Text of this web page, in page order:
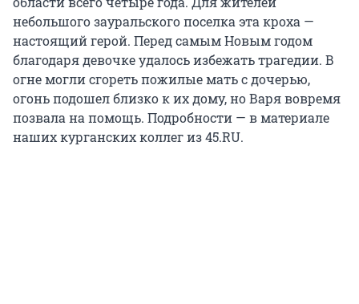
небольшого зауральского поселка эта кроха —
настоящий герой. Перед самым Новым годом
благодаря девочке удалось избежать трагедии. В
огне могли сгореть пожилые мать с дочерью,
огонь подошел близко к их дому, но Варя вовремя
позвала на помощь. Подробности — в материале
наших курганских коллег из 45.RU.